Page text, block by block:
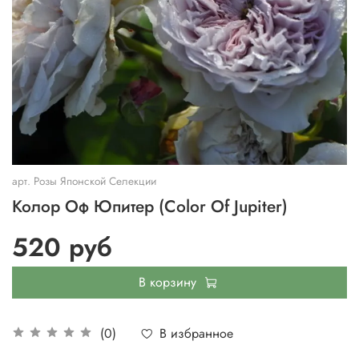
арт. Розы Японской Селекции
Колор Оф Юпитер (Color Of Jupiter)
(0)
В избранное
520 руб
В корзину